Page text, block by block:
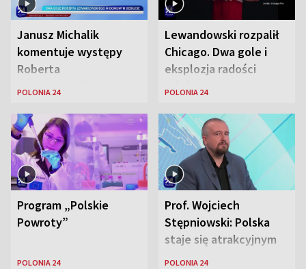
Janusz Michalik
komentuje występy
Roberta
Lewandowskiego w
Zjednoczonych
POLONIA 24
Lewandowski rozpalił
Chicago. Dwa gole i
eksplozja radości
wśród Polonii
POLONIA 24
Program „Polskie
Powroty”
POLONIA 24
Prof. Wojciech
Stępniowski: Polska
staje się atrakcyjnym
miejscem dla
POLONIA 24